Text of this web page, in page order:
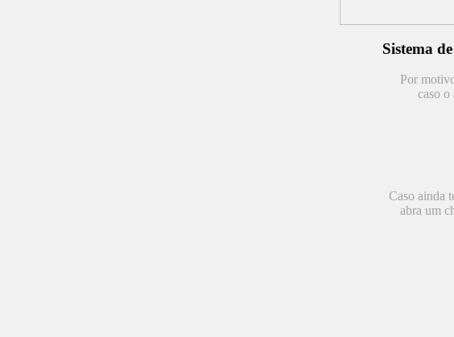
Sistema
Por
caso o
Caso ainda
abra um